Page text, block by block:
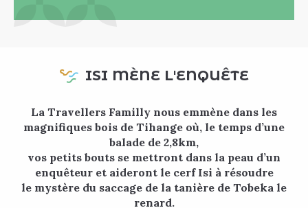
ISI MÈNE L'ENQUÊTE
La Travellers Familly nous emmène dans les
magnifiques bois de Tihange où, le temps d’une
balade de 2,8km,
vos petits bouts se mettront dans la peau d’un
enquêteur et aideront le cerf Isi à résoudre
le mystère du saccage de la tanière de Tobeka le
renard.